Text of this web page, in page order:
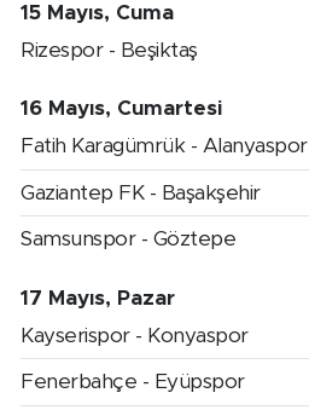
15 Mayıs, Cuma
Rizespor - Beşiktaş
16 Mayıs, Cumartesi
Fatih Karagümrük - Alanyaspor
Gaziantep FK - Başakşehir
Samsunspor - Göztepe
17 Mayıs, Pazar
Kayserispor - Konyaspor
Fenerbahçe - Eyüpspor